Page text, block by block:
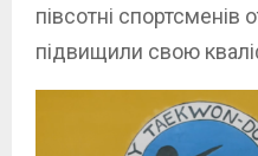
півсотні спортсменів
підвищили свою